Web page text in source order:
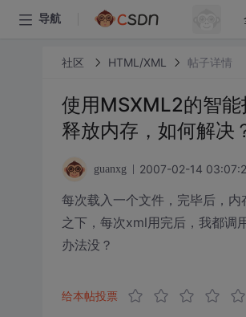
导航
社区 HTML/XML 帖子详情
使用MSXML2的智
释放内存，如何解决
guanxg 2007-02-14
每次载入一个文件，完毕后，
之下，每次xml用完后，我都调
办法没？
给本帖投票